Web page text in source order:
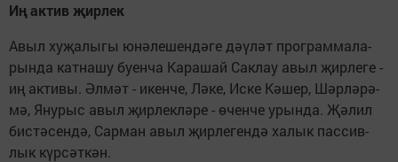
Иң ак­тив җир­лек
Авыл ху­җа­лы­гы юнә­ле­шен­дә­ге дәү­ләт прог­рам­ма­ла­
рын­да кат­на­шу бу­ен­ча Ка­ра­шай Сак­лау авыл җир­ле­ге -
иң ак­ти­вы. Әл­мәт - икен­че, Лә­ке, Ис­ке Кә­шер, Шәр­лә­рә­
мә, Яну­рыс авыл җир­лек­лә­ре - өчен­че урын­да. Җә­лил
бис­тә­сен­дә, Сар­ман авыл җир­ле­ген­дә ха­лык пас­сив­
лык күр­сәт­кән.